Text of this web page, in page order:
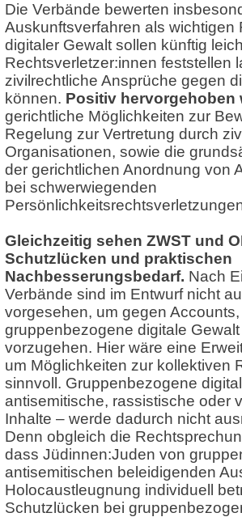
Die Verbände bewerten
Auskunftsverfahren als wichtigen
digitaler Gewalt sollen künftig
Rechtsverletzer:innen feststellen
zivilrechtliche Ansprüche gegen
können. Positiv hervorgehoben
gerichtliche Möglichkeiten zur
Regelung zur Vertretung durch
Organisationen, sowie die
der gerichtlichen Anordnung von
bei schwerwiegenden
Gleichzeitig sehen ZWST und
Schutzlücken und praktischen
Nachbesserungsbedarf. Nach
Verbände sind im Entwurf nicht
vorgesehen, um gegen
gruppenbezogene digitale
vorzugehen. Hier wäre eine
um Möglichkeiten zur kollektiven
sinnvoll. Gruppenbezogene
antisemitische, rassistische oder
Inhalte – werde dadurch nicht
Denn obgleich die
dass Jüdinnen:Juden von
antisemitischen beleidigenden
Holocaustleugnung individuell
Schutzlücken bei